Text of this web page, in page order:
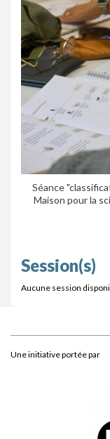
Séance
Maison pour la
Session(s)
Aucune session
Une initiative portée par